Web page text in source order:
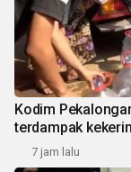
Kodim
terdampak
7 jam lalu